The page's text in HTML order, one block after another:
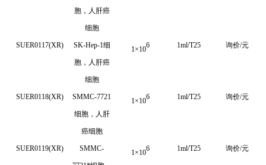
胞，人肝癌
细胞
SUER0117(XR) SK-Hep-1细
胞，人肝癌
细胞
1×106 1ml/T25 询价/元
SUER0118(XR) SMMC-7721
细胞，人肝
癌细胞
1×106 1ml/T25 询价/元
SUER0119(XR) SMMC- 1×106 1ml/T25 询价/元